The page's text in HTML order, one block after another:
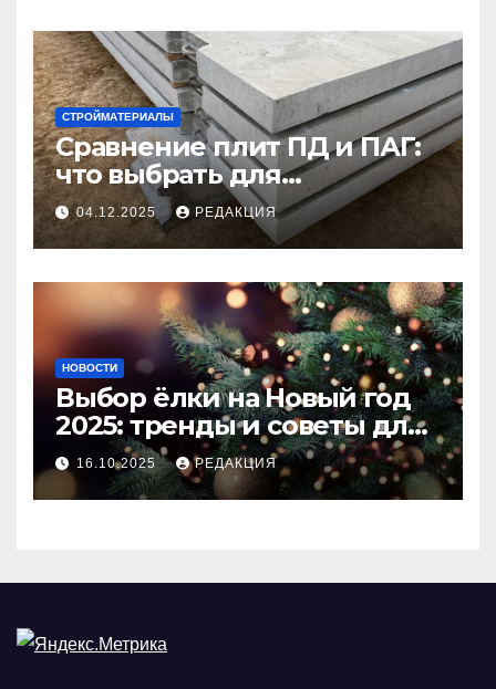
СТРОЙМАТЕРИАЛЫ
Сравнение плит ПД и ПАГ:
что выбрать для
долговечного и прочного
покрытия
04.12.2025 РЕДАКЦИЯ
НОВОСТИ
Выбор ёлки на Новый год
2025: тренды и советы для
идеального праздника
16.10.2025 РЕДАКЦИЯ